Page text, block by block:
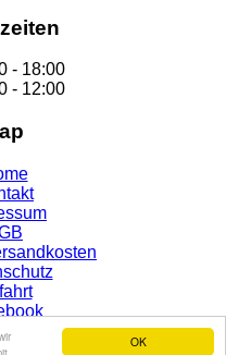
OK
- 18:00
- 12:00